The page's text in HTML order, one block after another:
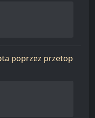
poprzez przetop